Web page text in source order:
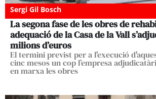
Sergi Gil Bosch
La segona fase de les obres de
adequació de la Casa de la Vall
milions d’euros
El termini previst per a l'execució
cinc mesos un cop l’empresa
en marxa les obres